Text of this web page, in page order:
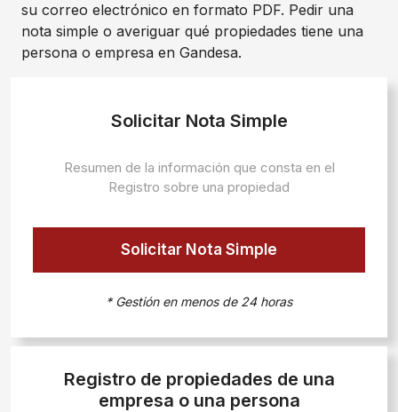
su correo electrónico en formato PDF. Pedir una
nota simple o averiguar qué propiedades tiene una
persona o empresa en Gandesa.
Solicitar Nota Simple
Resumen de la información que consta en el
Registro sobre una propiedad
Solicitar Nota Simple
* Gestión en menos de 24 horas
Registro de propiedades de una
empresa o una persona